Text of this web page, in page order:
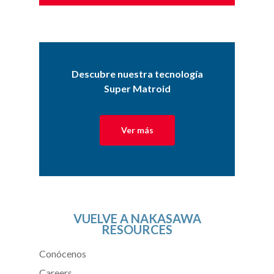
Descubre nuestra tecnología
Super Matroid
Ver más
VUELVE A NAKASAWA
RESOURCES
Conócenos